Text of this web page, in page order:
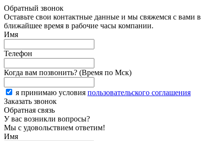
Обратный звонок
Оставьте свои контактные данные и мы свяжемся с вами в
ближайшее время в рабочие часы компании.
Имя
Телефон
Когда вам позвонить? (Время по Мск)
я принимаю условия пользовательского соглашения
Заказать звонок
Обратная связь
У вас возникли вопросы?
Мы с удовольствием ответим!
Имя